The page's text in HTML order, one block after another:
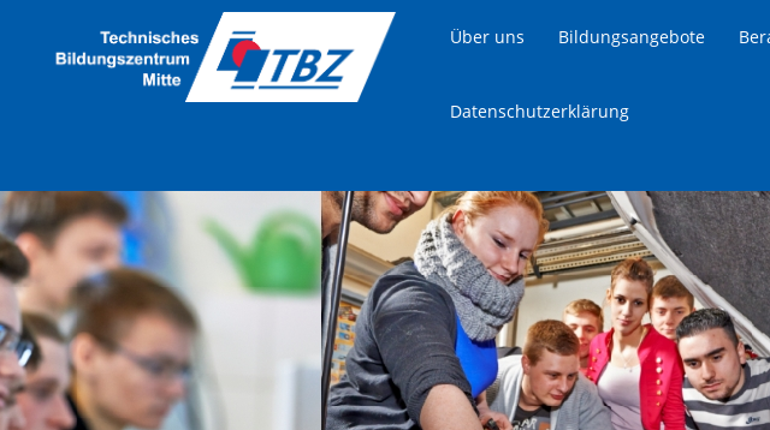
Über uns Bildungsangebote
Datenschutzerklärung